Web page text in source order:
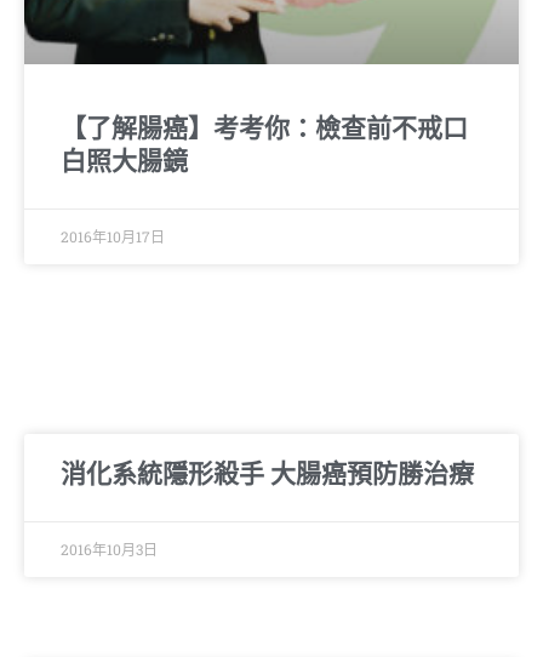
【了解腸癌】考考你：檢查前不戒口
白照大腸鏡
2016年10月17日
消化系統隱形殺手 大腸癌預防勝治療
2016年10月3日